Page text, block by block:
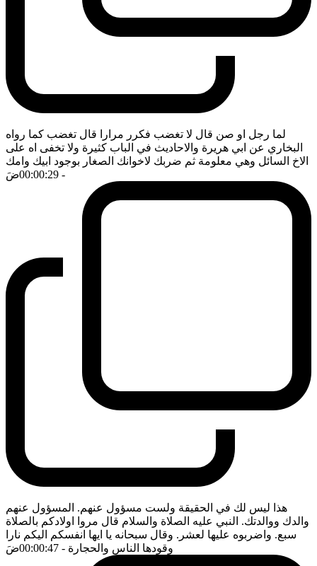
لما رجل او صن قال لا تغضب فكرر مرارا قال تغضب كما رواه
البخاري عن ابي هريرة والاحاديث في الباب كثيرة ولا تخفى اه على
الاخ السائل وهي معلومة ثم ضربك لاخوانك الصغار بوجود ابيك وامك
- 00:00:29
ضَ
هذا ليس لك في الحقيقة ولست مسؤول عنهم. المسؤول عنهم
والدك ووالدتك. النبي عليه الصلاة والسلام قال مروا اولادكم بالصلاة
سبع. واضربوه عليها لعشر. وقال سبحانه يا ايها انفسكم اليكم نارا
وقودها الناس والحجارة - 00:00:47 ضَ